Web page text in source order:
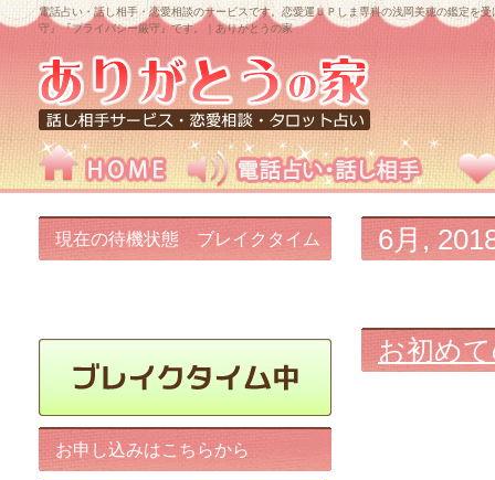
電話占い・話し相手・恋愛相談のサービスです。恋愛運ＵＰしま専科の浅岡美穂の鑑定
守』『プライバシー厳守』です。｜ありがとうの家
6月,
お初め
現在の待機状態 ブレイクタイム
お申し込みはこちらから